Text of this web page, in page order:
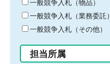
ワ
ー
ド
入
力
一般競争入札（物品）
一般競争入札（業務委託）
一般競争入札（その他）
担当所属